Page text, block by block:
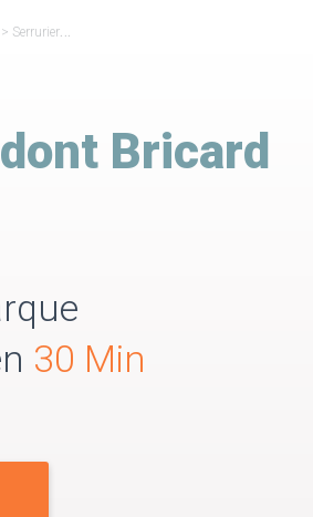
> Serrurier Réparateur Bricard Ermont
Bricard
30 Min